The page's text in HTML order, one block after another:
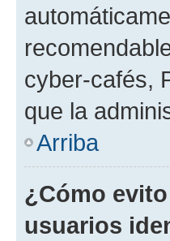
cyber-cafés,
que la
Arriba
¿Cómo
usuarios